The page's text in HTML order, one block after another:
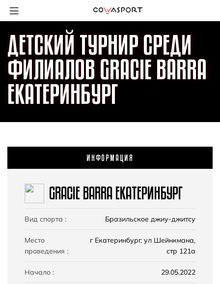
ДЕТСКИЙ ТУРНИР СРЕДИ
ФИЛИАЛОВ GRACIE BARRA
ЕКАТЕРИНБУРГ
ИНФОРМАЦИЯ
GRACIE BARRA ЕКАТЕРИНБУРГ
Вид спорта : Бразильское джиу-джитсу
Место
проведения :
г Екатеринбург, ул Шейнкмана,
стр 121а
Начало : 29.05.2022